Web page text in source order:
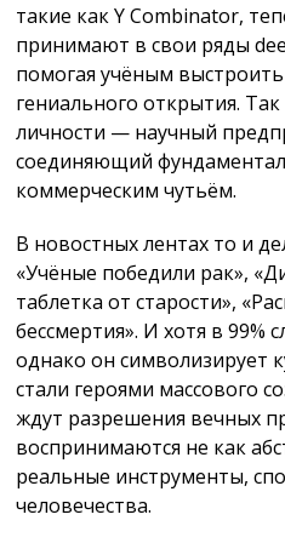
такие как Y Combinator,
принимают в свои ряды
помогая учёным
гениального открытия.
личности — научный
соединяющий
коммерческим чутьём.
В новостных лентах то и
«Учёные победили рак»,
таблетка от старости»,
бессмертия». И хотя в 99%
однако он символизирует
стали героями массового
ждут разрешения вечных
воспринимаются не как
реальные инструменты,
человечества.